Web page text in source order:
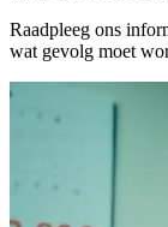
Raadpleeg ons
wat gevolg moet